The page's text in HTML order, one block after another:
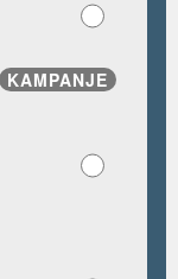
KAMPANJE